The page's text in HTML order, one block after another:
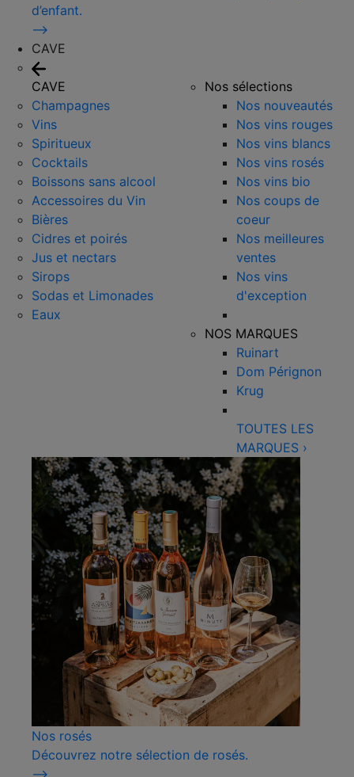
d’enfant.
⟶
CAVE
CAVE
Champagnes
Vins
Spiritueux
Cocktails
Boissons sans alcool
Accessoires du Vin
Bières
Cidres et poirés
Jus et nectars
Sirops
Sodas et Limonades
Eaux
Nos sélections
Nos nouveautés
Nos vins rouges
Nos vins blancs
Nos vins rosés
Nos vins bio
Nos coups de
coeur
Nos meilleures
ventes
Nos vins
d'exception
NOS MARQUES
Ruinart
Dom Pérignon
Krug
TOUTES LES
MARQUES ›
Nos rosés
Découvrez notre sélection de rosés.
⟶